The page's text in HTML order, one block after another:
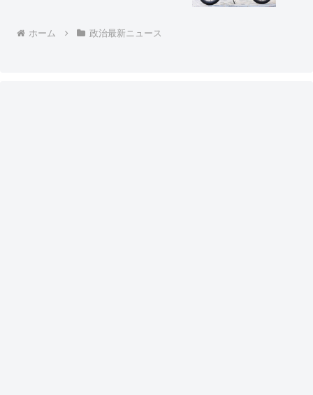
ホーム 政治最新ニュース